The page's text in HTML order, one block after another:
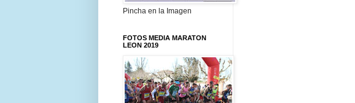
Pincha en la Imagen
FOTOS MEDIA MARATON
LEON 2019